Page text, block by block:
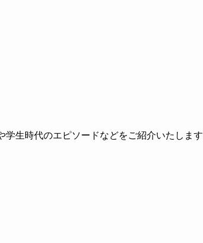
学生時代のエピソードなどをご紹介いたします